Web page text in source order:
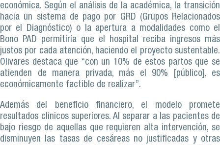
económica. Según el análisis de la académica, la transición
hacia un sistema de pago por GRD (Grupos Relacionados
por el Diagnóstico) o la apertura a modalidades como el
Bono PAD permitiría que el hospital reciba ingresos más
justos por cada atención, haciendo el proyecto sustentable.
Olivares destaca que “con un 10% de estos partos que se
atienden de manera privada, más el 90% [público], es
económicamente factible de realizar”.
Además del beneficio financiero, el modelo promete
resultados clínicos superiores. Al separar a las pacientes de
bajo riesgo de aquellas que requieren alta intervención, se
disminuyen las tasas de cesáreas no justificadas y otras